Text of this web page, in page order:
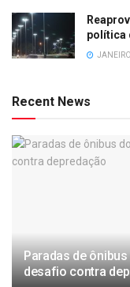
política
Recent News
Paradas de
desafio contra